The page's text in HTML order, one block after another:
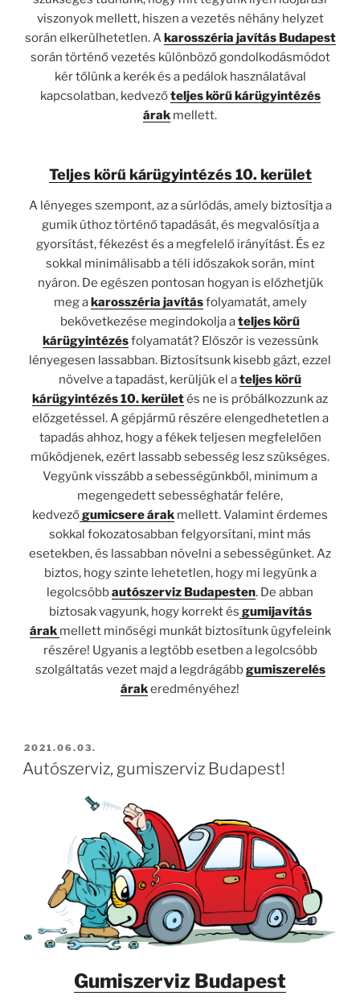
viszonyok mellett, hiszen a vezetés néhány helyzet
során elkerülhetetlen. A karosszéria javítás Budapest
során történő vezetés különböző gondolkodásmódot
kér tőlünk a kerék és a pedálok használatával
kapcsolatban, kedvezőteljes körű kárügyintézés
árak mellett.
Teljes körű kárügyintézés 10. kerület
A lényeges szempont, az a súrlódás, amely biztosítja a
gumik úthoz történő tapadását, és megvalósítja a
gyorsítást, fékezést és a megfelelő irányítást. És ez
sokkal minimálisabb a téli időszakok során, mint
nyáron. De egészen pontosan hogyan is előzhetjük
meg akarosszéria javításfolyamatát, amely
bekövetkezése megindokolja ateljes körű
kárügyintézésfolyamatát? Először is vezessünk
lényegesen lassabban. Biztosítsunk kisebb gázt, ezzel
növelve a tapadást, kerüljük el ateljes körű
kárügyintézés 10. kerületés ne is próbálkozzunk az
előzgetéssel. A gépjármű részére elengedhetetlen a
tapadás ahhoz, hogy a fékek teljesen megfelelően
működjenek, ezért lassabb sebesség lesz szükséges.
Vegyünk visszább a sebességünkből, minimum a
megengedett sebességhatár felére,
kedvezőgumicsere árak mellett. Valamint érdemes
sokkal fokozatosabban felgyorsítani, mint más
esetekben, és lassabban növelni a sebességünket. Az
biztos, hogy szinte lehetetlen, hogy mi legyünk a
legolcsóbbautószerviz Budapesten. De abban
biztosak vagyunk, hogy korrekt és gumijavítás
árak mellett minőségi munkát biztosítunk ügyfeleink
részére! Ugyanis a legtöbb esetben a legolcsóbb
szolgáltatás vezet majd a legdrágábbgumiszerelés
árakeredményéhez!
BEKÜLDVE:
2021.06.03.
Autószerviz, gumiszerviz Budapest!
Gumiszerviz Budapest